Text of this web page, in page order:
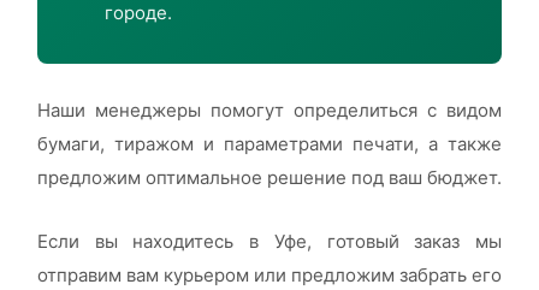
городе.
Наши менеджеры помогут определиться с видом
бумаги, тиражом и параметрами печати, а также
предложим оптимальное решение под ваш бюджет.
Если вы находитесь в Уфе, готовый заказ мы
отправим вам курьером или предложим забрать его